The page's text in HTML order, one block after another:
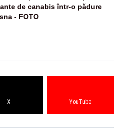
de canabis într-o pădure
- FOTO
X YouTube